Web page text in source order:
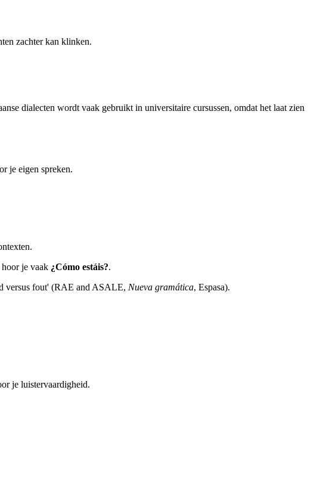
zachter kan klinken.
dialecten wordt vaak gebruikt in universitaire cursussen, omdat het laat zien
je eigen spreken.
je vaak ¿Cómo estáis?.
versus fout' (RAE and ASALE, Nueva gramática, Espasa).
je luistervaardigheid.